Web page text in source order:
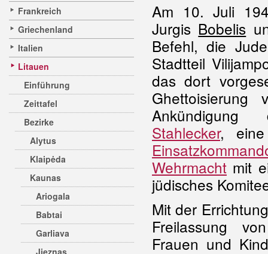
Frankreich
Griechenland
Italien
Litauen
Einführung
Zeittafel
Bezirke
Alytus
Klaipėda
Kaunas
Ariogala
Babtai
Garliava
Jieznas
Am 10. Juli
Jurgis Bobelis
Befehl, die
Stadtteil
das dort
Ghettoisierung
Ankündigung
Stahlecker,
Wehrmacht mit
jüdisches
Mit der
Freilassung
Frauen und